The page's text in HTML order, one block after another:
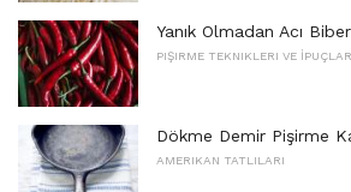
Yanık Olmadan Acı
PIŞIRME TEKNIKLERI VE
Dökme Demir Pişirme
AMERIKAN TATLILARI